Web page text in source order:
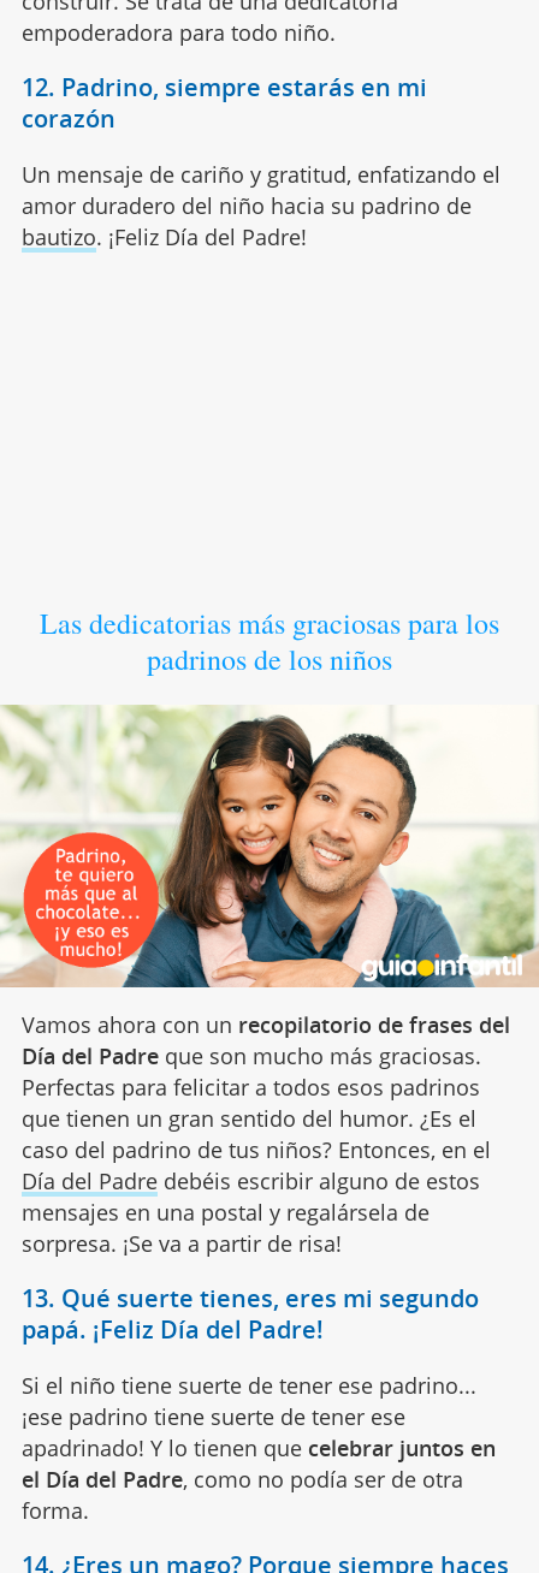
empoderadora para todo niño.
12. Padrino, siempre estarás en mi
corazón
Un mensaje de cariño y gratitud, enfatizando el
amor duradero del niño hacia su padrino de
bautizo. ¡Feliz Día del Padre!
Las dedicatorias más graciosas para los
padrinos de los niños
Vamos ahora con un recopilatorio de frases del
Día del Padreque son mucho más graciosas.
Perfectas para felicitar a todos esos padrinos
que tienen un gran sentido del humor. ¿Es el
caso del padrino de tus niños? Entonces, en el
Día del Padredebéis escribir alguno de estos
mensajes en una postal y regalársela de
sorpresa. ¡Se va a partir de risa!
13. Qué suerte tienes, eres mi segundo
papá. ¡Feliz Día del Padre!
Si el niño tiene suerte de tener ese padrino...
¡ese padrino tiene suerte de tener ese
apadrinado! Y lo tienen que celebrar juntos en
el Día del Padre, como no podía ser de otra
forma.
14. ¿Eres un mago? Porque siempre haces